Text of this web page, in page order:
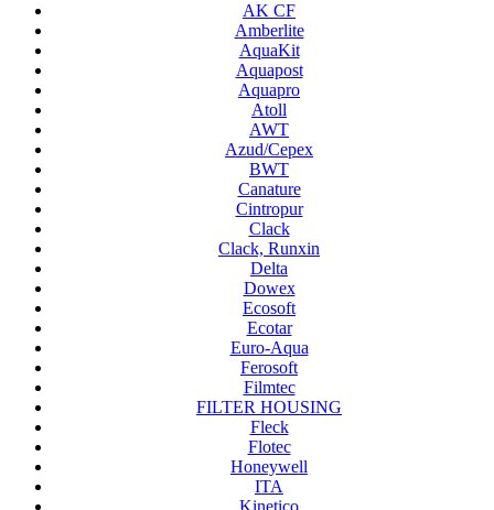
AK CF
Amberlite
AquaKit
Aquapost
Aquapro
Atoll
AWT
Azud/Cepex
BWT
Canature
Cintropur
Clack
Clack, Runxin
Delta
Dowex
Ecosoft
Ecotar
Euro-Aqua
Ferosoft
Filmtec
FILTER HOUSING
Fleck
Flotec
Honeywell
ITA